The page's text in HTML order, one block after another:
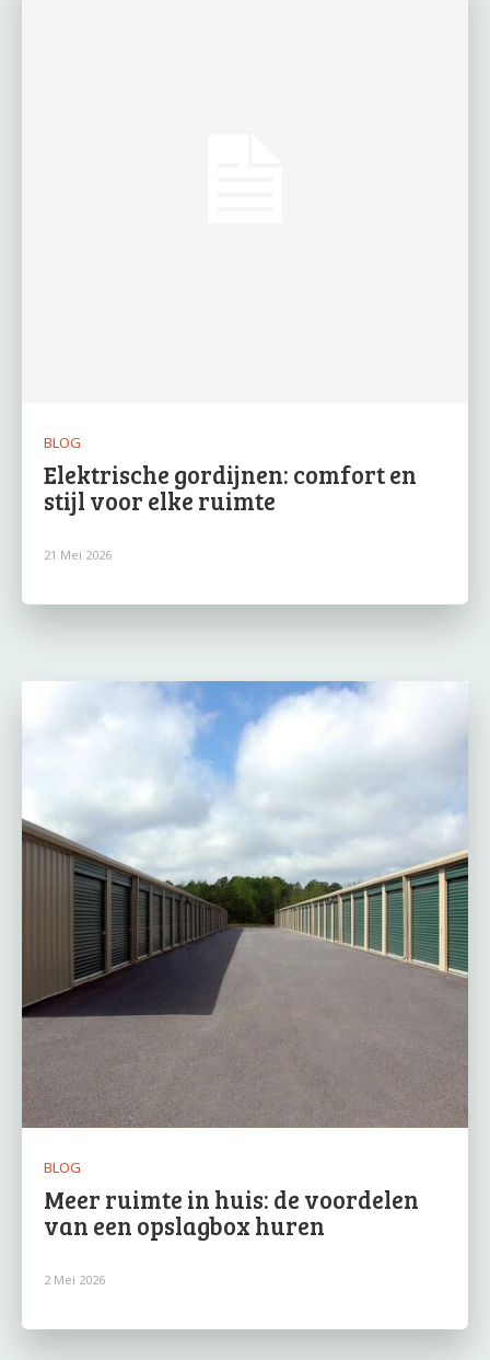
BLOG
Elektrische gordijnen: comfort en
stijl voor elke ruimte
21 Mei 2026
BLOG
Meer ruimte in huis: de voordelen
van een opslagbox huren
2 Mei 2026